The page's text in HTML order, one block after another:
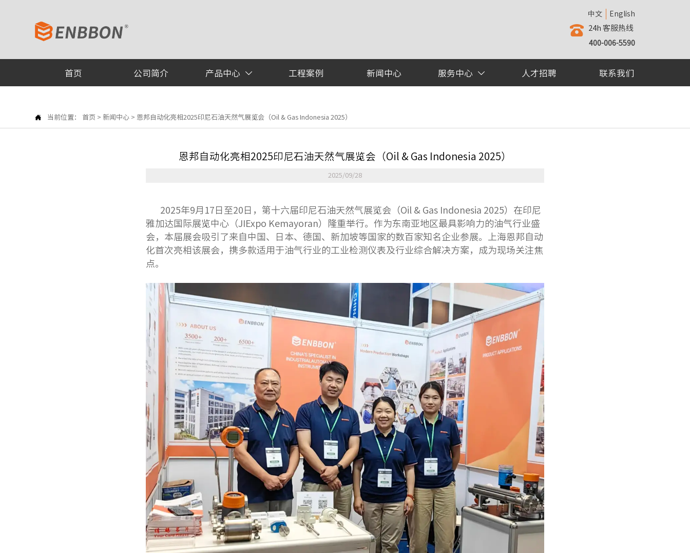
中文 English
 24h 客服热线
400-006-5590
首页 公司简介 产品中心  工程案例 新闻中心 服务中心  人才招聘 联系我们
 当前位置： 首页 > 新闻中心 > 恩邦自动化亮相2025印尼石油天然气展览会（Oil & Gas Indonesia 2025）
恩邦自动化亮相2025印尼石油天然气展览会（Oil & Gas Indonesia 2025）
2025/09/28
2025年9月17日至20日，第十六届印尼石油天然气展览会（Oil & Gas Indonesia 2025）在印尼
雅加达国际展览中心（JIExpo Kemayoran）隆重举行。作为东南亚地区最具影响力的油气行业盛
会，本届展会吸引了来自中国、日本、德国、新加坡等国家的数百家知名企业参展。上海恩邦自动
化首次亮相该展会，携多款适用于油气行业的工业检测仪表及行业综合解决方案，成为现场关注焦
点。